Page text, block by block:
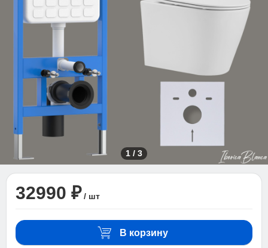
1 / 3
32990 ₽ / шт
В корзину